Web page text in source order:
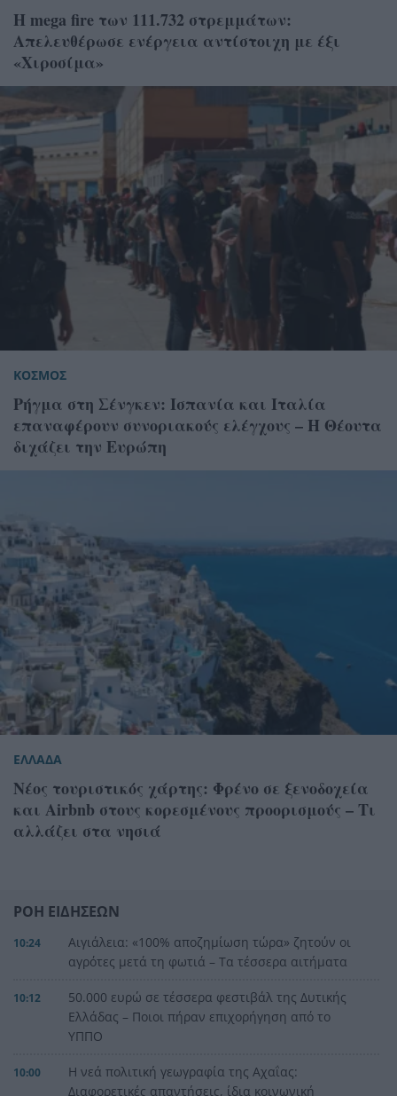
Η mega fire των 111.732 στρεμμάτων:
Απελευθέρωσε ενέργεια αντίστοιχη με έξι
«Χιροσίμα»
ΚΟΣΜΟΣ
Ρήγμα στη Σένγκεν: Ισπανία και Ιταλία
επαναφέρουν συνοριακούς ελέγχους – Η Θέουτα
διχάζει την Ευρώπη
ΕΛΛΑΔΑ
Νέος τουριστικός χάρτης: Φρένο σε ξενοδοχεία
και Airbnb στους κορεσμένους προορισμούς – Τι
αλλάζει στα νησιά
ΡΟΗ ΕΙΔΗΣΕΩΝ
10:24
Αιγιάλεια: «100% αποζημίωση τώρα» ζητούν οι
αγρότες μετά τη φωτιά – Τα τέσσερα αιτήματα
10:12
50.000 ευρώ σε τέσσερα φεστιβάλ της Δυτικής
Ελλάδας – Ποιοι πήραν επιχορήγηση από το
ΥΠΠΟ
10:00
Η νεά πολιτική γεωγραφία της Αχαΐας:
Διαφορετικές απαντήσεις, ίδια κοινωνική